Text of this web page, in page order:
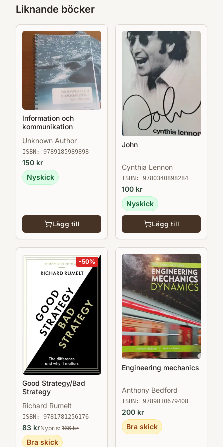
Liknande böcker
Information och
kommunikation
Unknown Author
ISBN: 9789185989898
150 kr
Nyskick
Lägg till
John
Cynthia Lennon
ISBN: 9780340898284
100 kr
Nyskick
Lägg till
-50%
Good Strategy/Bad
Strategy
Richard Rumelt
ISBN: 9781781256176
83 krNypris: 166kr
Bra skick
Engineering mechanics
Anthony Bedford
ISBN: 9789810679408
200 kr
Bra skick